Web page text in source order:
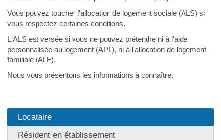
Vous pouvez toucher l'allocation de logement sociale (ALS) si
vous respectez certaines conditions.
L'ALS est versée si vous ne pouvez prétendre ni à l'aide
personnalisée au logement (APL), ni à l'allocation de logement
familiale (ALF).
Nous vous présentons les informations à connaître.
Locataire
Résident en établissement